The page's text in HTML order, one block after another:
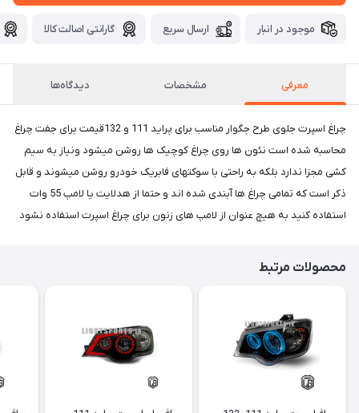
موجود در انبار ارسال سریع گارانتی اصالت کالا
معرفی مشخصات دیدگاه‌ها
چراغ اسپرت جلوی طرح جگوار مناسب برای پراید 111 و 132قیمت برای جفت چراغ
محاسبه شده است نئون ها روی چراغ کوچیک ها روشن میشود ونیاز به سیم
کشی مجزا ندارد بلکه به راحتی با سوکتهای فابریک خودرو روشن میشوند و قابل
ذکر است که تمامی چراغ ها آبندی شده اند و حتما از هدلایت یا لامپ 55 وات
استفاده کنید به هیچ عنوان از لامپ های زنون برای چراغ اسپرت استفاده نشود
محصولات مرتبط